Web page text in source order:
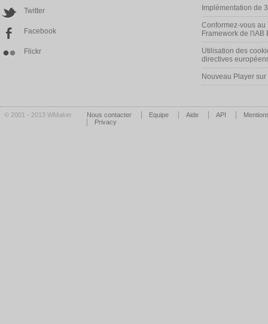
Twitter
Facebook
Flickr
Implémentation de
Conformez-vous
Framework de l'iAB
Utilisation des
directives
Nouveau Player sur
© 2001 - 2013 WMaker Nous contacter Equipe Aide API
Privacy